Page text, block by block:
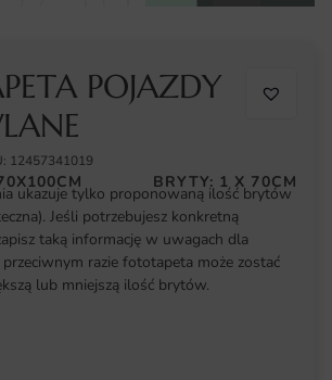
POJAZDY
12457341019
BRYTY: 1 X 70CM
ukazuje tylko proponowaną ilość brytów
Jeśli potrzebujesz konkretną
taką informację w uwagach dla
razie fototapeta może zostać
lub mniejszą ilość brytów.